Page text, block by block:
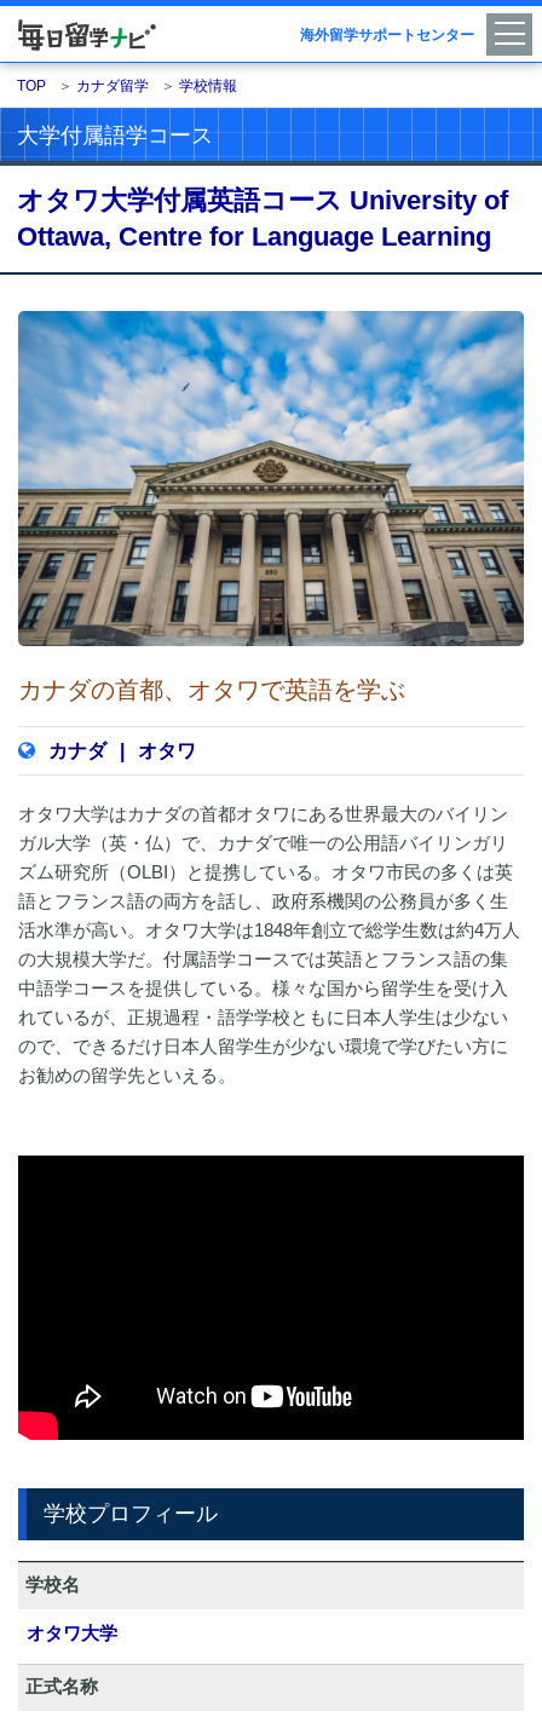
海外留学サポートセンター
TOP ＞ カナダ留学 ＞ 学校情報
大学付属語学コース
オタワ大学付属英語コース University of
Ottawa, Centre for Language Learning
カナダの首都、オタワで英語を学ぶ
カナダ オタワ
オタワ大学はカナダの首都オタワにある世界最大のバイリン
ガル大学（英・仏）で、カナダで唯一の公用語バイリンガリ
ズム研究所（OLBI）と提携している。オタワ市民の多くは英
語とフランス語の両方を話し、政府系機関の公務員が多く生
活水準が高い。オタワ大学は1848年創立で総学生数は約4万人
の大規模大学だ。付属語学コースでは英語とフランス語の集
中語学コースを提供している。様々な国から留学生を受け入
れているが、正規過程・語学学校ともに日本人学生は少ない
ので、できるだけ日本人留学生が少ない環境で学びたい方に
お勧めの留学先といえる。
学校プロフィール
学校名
オタワ大学
正式名称